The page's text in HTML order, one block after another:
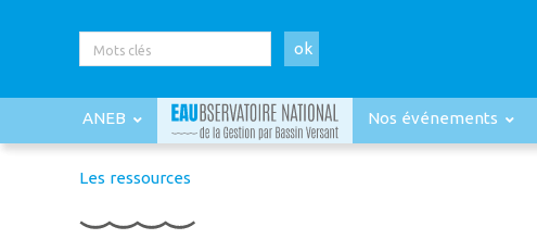
ok
ANEB Nos événements
Les ressources